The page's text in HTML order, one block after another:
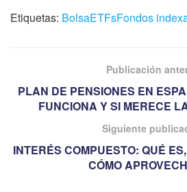
Etiquetas: BolsaETFsFondos
Publicación
PLAN DE PENSIONES EN
FUNCIONA Y SI MERECE
Siguiente
INTERÉS COMPUESTO: QUÉ
CÓMO